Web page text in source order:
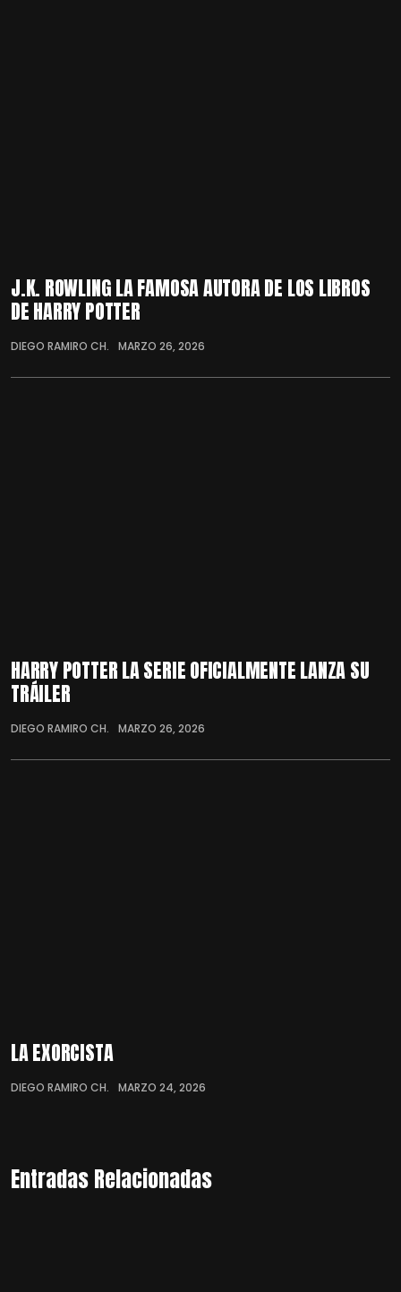
J.K. ROWLING LA FAMOSA AUTORA DE LOS LIBROS
DE HARRY POTTER
DIEGO RAMIRO CH. MARZO 26, 2026
HARRY POTTER LA SERIE OFICIALMENTE LANZA SU
TRÁILER
DIEGO RAMIRO CH. MARZO 26, 2026
LA EXORCISTA
DIEGO RAMIRO CH. MARZO 24, 2026
Entradas Relacionadas